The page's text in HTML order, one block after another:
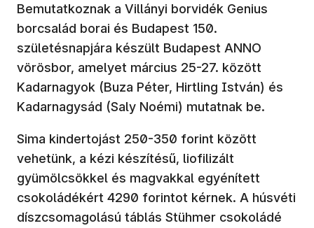
Bemutatkoznak a Villányi borvidék Genius
borcsalád borai és Budapest 150.
születésnapjára készült Budapest ANNO
vörösbor, amelyet március 25-27. között
Kadarnagyok (Buza Péter, Hirtling István) és
Kadarnagysád (Saly Noémi) mutatnak be.
Sima kindertojást 250-350 forint között
vehetünk, a kézi készítésű, liofilizált
gyümölcsökkel és magvakkal egyénített
csokoládékért 4290 forintot kérnek. A húsvéti
díszcsomagolású táblás Stühmer csokoládé